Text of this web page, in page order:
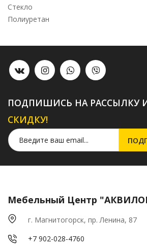
Стекло
Полиуретан
ПОДПИШИСЬ НА РАССЫЛКУ
СКИДКУ!
Мебельный Центр
г. Магнитогорск, пр. Ленина, 87
+7 902-028-4760